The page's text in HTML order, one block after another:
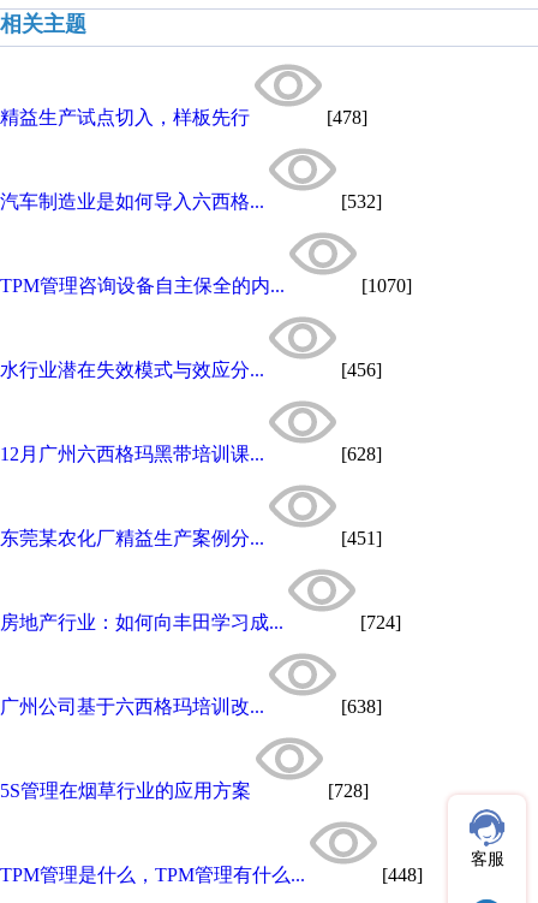
相关主题
精益生产试点切入，样板先行 [478]
汽车制造业是如何导入六西格... [532]
TPM管理咨询设备自主保全的内... [1070]
水行业潜在失效模式与效应分... [456]
12月广州六西格玛黑带培训课... [628]
东莞某农化厂精益生产案例分... [451]
房地产行业：如何向丰田学习成... [724]
广州公司基于六西格玛培训改... [638]
5S管理在烟草行业的应用方案 [728]
TPM管理是什么，TPM管理有什么... [448]
客服